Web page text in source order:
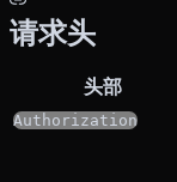
请求头
头部
Authorization